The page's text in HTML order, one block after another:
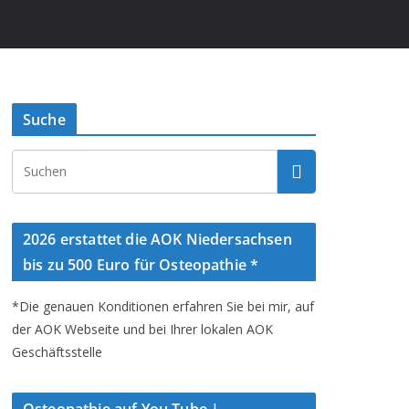
Suche
2026 erstattet die AOK Niedersachsen
bis zu 500 Euro für Osteopathie *
*Die genauen Konditionen erfahren Sie bei mir, auf
der AOK Webseite und bei Ihrer lokalen AOK
Geschäftsstelle